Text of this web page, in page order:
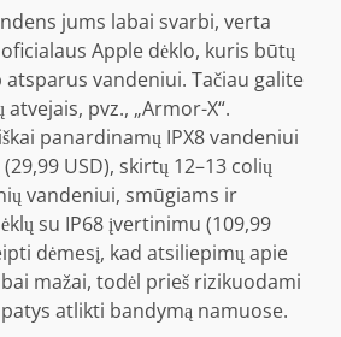
jums labai svarbi, verta
Apple dėklo, kuris būtų
vandeniui. Tačiau galite
atvejais, pvz., „Armor-X“.
panardinamų IPX8 vandeniui
USD), skirtų 12–13 colių
vandeniui, smūgiams ir
su IP68 įvertinimu (109,99
dėmesį, kad atsiliepimų apie
mažai, todėl prieš rizikuodami
atlikti bandymą namuose.